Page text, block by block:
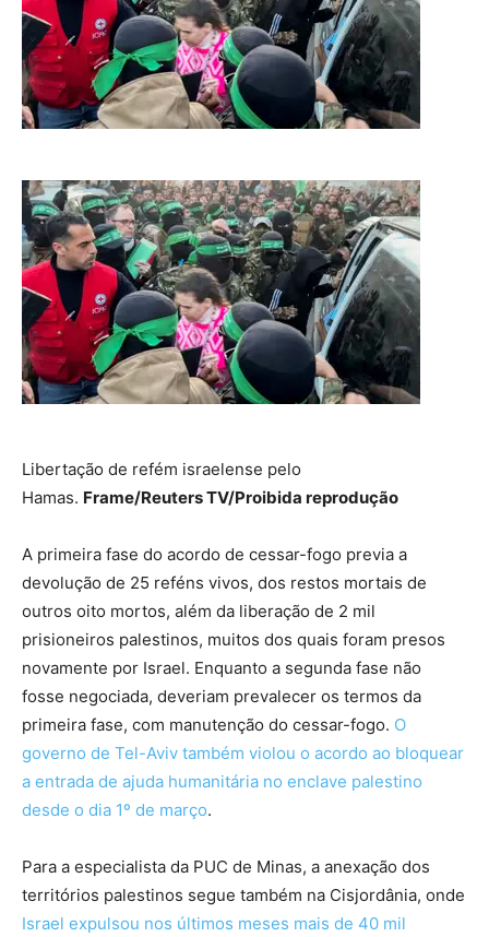
Libertação de refém israelense pelo
Hamas. Frame/Reuters TV/Proibida reprodução
A primeira fase do acordo de cessar-fogo previa a
devolução de 25 reféns vivos, dos restos mortais de
outros oito mortos, além da liberação de 2 mil
prisioneiros palestinos, muitos dos quais foram presos
novamente por Israel. Enquanto a segunda fase não
fosse negociada, deveriam prevalecer os termos da
primeira fase, com manutenção do cessar-fogo. O
governo de Tel-Aviv também violou o acordo ao bloquear
a entrada de ajuda humanitária no enclave palestino
desde o dia 1º de março.
Para a especialista da PUC de Minas, a anexação dos
territórios palestinos segue também na Cisjordânia, onde
Israel expulsou nos últimos meses mais de 40 mil